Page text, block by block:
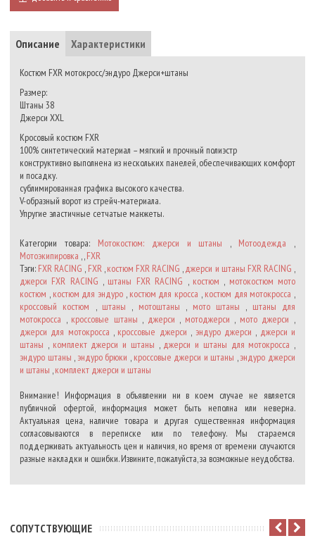
Описание Характеристики
Костюм FXR мотокросс/эндуро Джерси+штаны
Размер:
Штаны 38
Джерси XXL
Кросовый костюм FXR
100% синтетический материал – мягкий и прочный полиэстр
конструктивно выполнена из нескольких панелей, обеспечивающих комфорт
и посадку.
сублимированная графика высокого качества.
V-образный ворот из стрейч-материала.
Упругие эластичные сетчатые манжеты.
Категории товара: Мотокостюм: джерси и штаны , Мотоодежда ,
Мотоэкипировка , ,FXR
Тэги: FXR RACING , FXR,костюм FXR RACING ,джерси и штаны FXR RACING ,
джерси FXR RACING , штаны FXR RACING , костюм , мотокостюм мото
костюм , костюм для эндуро , костюм для кросса , костюм для мотокросса ,
кроссовый костюм , штаны , мотоштаны , мото штаны , штаны для
мотокросса , кроссовые штаны , джерси , мотоджерси , мото джерси ,
джерси для мотокросса , кроссовые джерси , эндуро джерси , джерси и
штаны , комплект джерси и штаны , джерси и штаны для мотокросса ,
эндуро штаны , эндуро брюки , кроссовые джерси и штаны ,эндуро джерси
и штаны ,комплект джерси и штаны
Внимание! Информация в объявлении ни в коем случае не является
публичной офертой, информация может быть неполна или неверна.
Актуальная цена, наличие товара и другая существенная информация
согласовываются в переписке или по телефону. Мы стараемся
поддерживать актуальность цен и наличия, но время от времени случаются
разные накладки и ошибки. Извините, пожалуйста, за возможные неудобства.
CОПУТСТВУЮЩИЕ